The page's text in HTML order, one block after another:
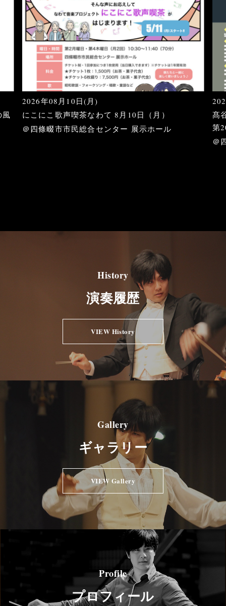
風
2026年08月10日(月)
にこにこ歌声喫茶なわて 8月10日（月）
＠四條畷市市民総合センター 展示ホール
髙
第
＠
History
演奏履歴
VIEW History
Gallery
ギャラリー
VIEW Gallery
Profile
プロフィール